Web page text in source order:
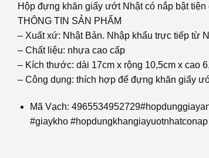
Hộp đựng khăn giấy ướt Nhật có nắp bật tiện
THÔNG TIN SẢN PHẨM
– Xuất xứ: Nhật Bản. Nhập khẩu trực tiếp từ
– Chất liệu: nhựa cao cấp
– Kích thước: dài 17cm x rộng 10,5cm x cao
– Công dụng: thích hợp để đựng khăn giấy
Mã Vạch:
#giaykho #hopdungkhangiayuotnhatconap